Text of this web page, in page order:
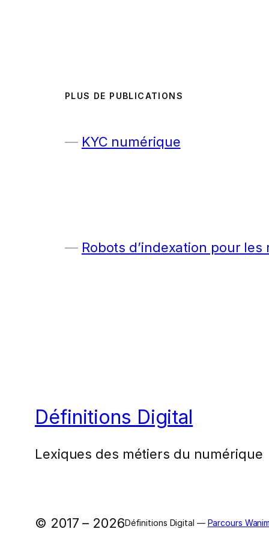
PLUS DE PUBLICATIONS
KYC numérique
Robots d’indexation pour les
Définitions Digital
Lexiques des métiers du numérique
© 2017 – 2026Définitions Digital — Parcours